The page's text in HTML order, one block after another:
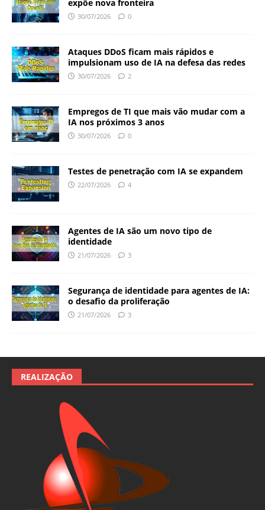
expõe nova fronteira
30/07/2026 0
Ataques DDoS ficam mais rápidos e
impulsionam uso de IA na defesa das redes
30/07/2026 2
Empregos de TI que mais vão mudar com a
IA nos próximos 3 anos
30/07/2026 0
Testes de penetração com IA se expandem
22/07/2026 4
Agentes de IA são um novo tipo de
identidade
21/07/2026 3
Segurança de identidade para agentes de IA:
o desafio da proliferação
21/07/2026 3
REALIZAÇÃO